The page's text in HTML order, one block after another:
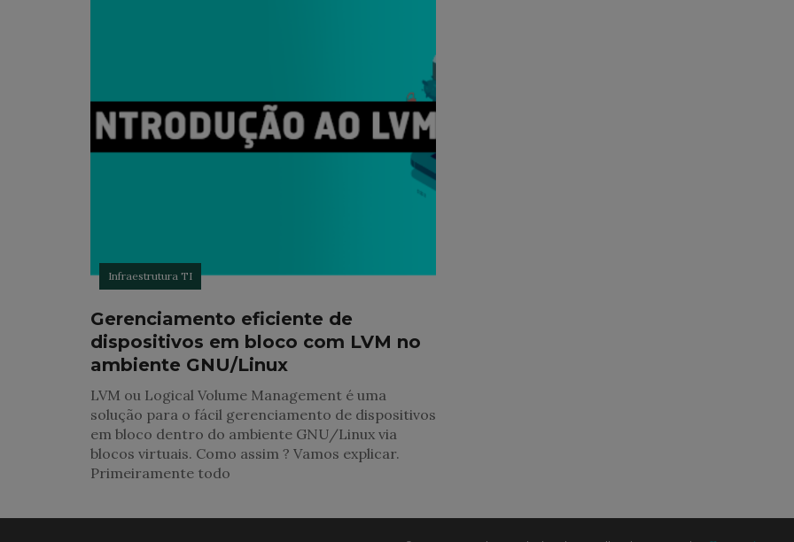
Infraestrutura TI
Gerenciamento eficiente de
dispositivos em bloco com LVM no
ambiente GNU/Linux
LVM ou Logical Volume Management é uma
solução para o fácil gerenciamento de dispositivos
em bloco dentro do ambiente GNU/Linux via
blocos virtuais. Como assim ? Vamos explicar.
Primeiramente todo